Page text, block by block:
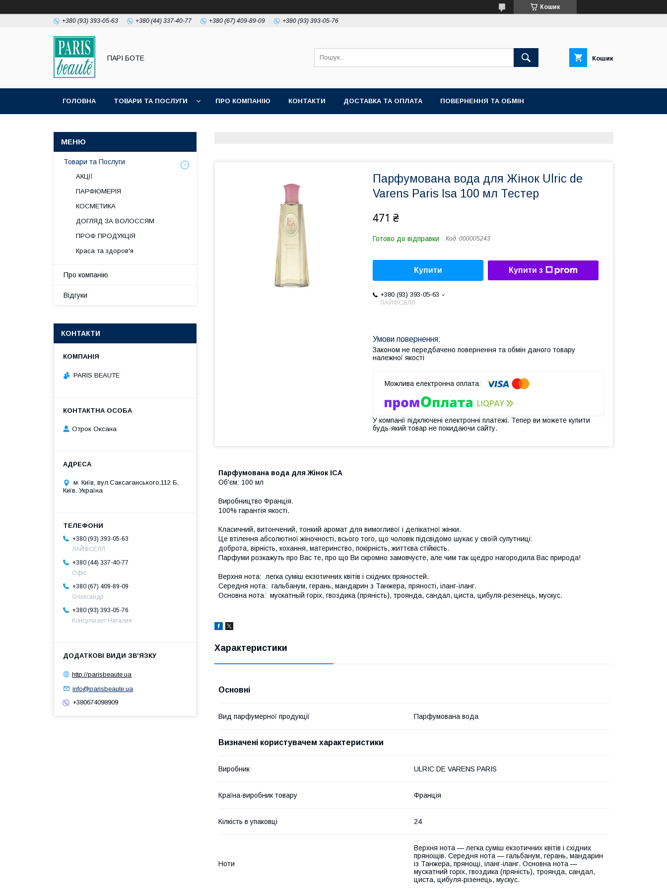
Кошик
+380 (93) 393-05-63 +380 (44) 337-40-77 +380 (67) 409-89-09 +380 (93) 393-05-76
ПАРІ БОТЕ Кошик
ГОЛОВНА ТОВАРИ ТА ПОСЛУГИ ПРО КОМПАНІЮ КОНТАКТИ ДОСТАВКА ТА ОПЛАТА ПОВЕРНЕННЯ ТА ОБМІН
Парфумована вода для Жінок Ulric de
Varens Paris Isa 100 мл Тестер
471 ₴
Готово до відправки Код: 000005243
Купити Купити з
+380 (93) 393-05-63
ЛАЙФСЕЛЛ
Законом не передбачено повернення та обмін даного товару
належної якості
У компанії підключені електронні платежі. Тепер ви можете купити
будь-який товар не покидаючи сайту.
Парфумована вода для Жінок ІСА
Об'єм: 100 мл
Виробництво Франція.
100% гарантія якості.
Класичний, витончений, тонкий аромат для вимогливої і делікатної жінки.
Це втілення абсолютної жіночності, всього того, що чоловік підсвідомо шукає у своїй супутниці:
доброта, вірність, кохання, материнство, покірність, життєва стійкість.
Парфуми розкажуть про Вас те, про що Ви скромно замовчуєте, але чим так щедро нагородила Вас природа!
Верхня нота: легка суміш екзотичних квітів і східних пряностей.
Середня нота: гальбанум, герань, мандарин з Танжера, пряності, іланг-іланг.
Основна нота: мускатный горіх, гвоздика (пряність), троянда, сандал, циста, цибуля-резенець, мускус.
Характеристики
Основні
Вид парфумерної продукції Парфумована вода
Визначені користувачем характеристики
Виробник ULRIC DE VARENS PARIS
Країна-виробник товару Франція
Кілкість в упаковці 24
Ноти
Верхня нота — легка суміш екзотичних квітів і східних
прянощів. Середня нота — гальбанум, герань, мандарин
із Танжера, прянощі, іланг-іланг. Основна нота —
мускатний горіх, гвоздика (пряність), троянда, сандал,
циста, цибуля-різенець, мускус.
Товари та Послуги
АКЦІЇ
ПАРФЮМЕРІЯ
КОСМЕТИКА
ДОГЛЯД ЗА ВОЛОССЯМ
ПРОФ ПРОДУКЦІЯ
Краса та здоров'я
Про компанію
Відгуки
КОНТАКТИ
PARIS BEAUTE
Отрок Оксана
м. Київ, вул.Саксаганського,112 Б,
Київ, Україна
+380 (93) 393-05-63
ЛАЙФСЕЛЛ
+380 (44) 337-40-77
Офіс
+380 (67) 409-89-09
Олександр
+380 (93) 393-05-76
Консультант Наталия
http://parisbeaute.ua
info@parisbeaute.ua
+380674098909